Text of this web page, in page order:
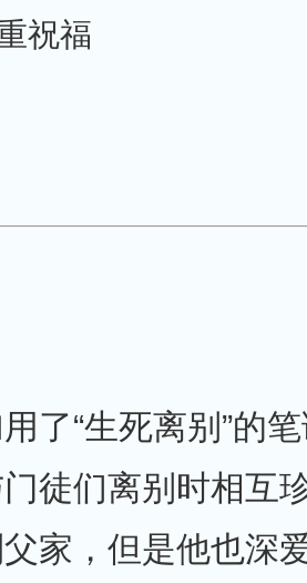
祝福
了“生死离别”的
徒们离别时相互
家，但是他也深